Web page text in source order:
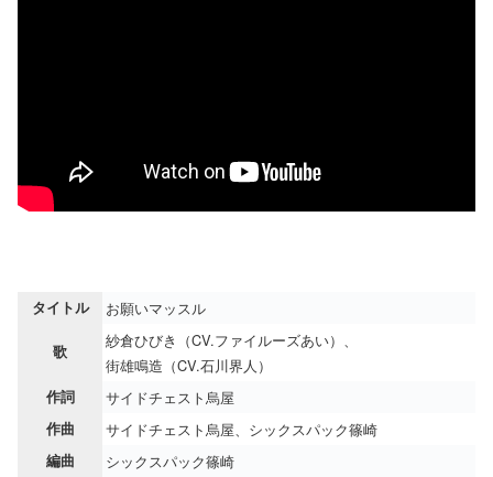
タイトル お願いマッスル
歌
紗倉ひびき（CV.ファイルーズあい）、
街雄鳴造（CV.石川界人）
作詞 サイドチェスト烏屋
作曲 サイドチェスト烏屋、シックスパック篠崎
編曲 シックスパック篠崎